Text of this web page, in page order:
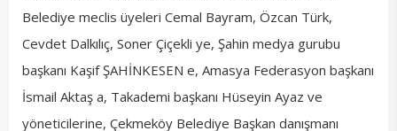
Belediye meclis üyeleri Cemal Bayram, Özcan Türk,
Cevdet Dalkılıç, Soner Çiçekli ye, Şahin medya gurubu
başkanı Kaşif ŞAHİNKESEN e, Amasya Federasyon başkanı
İsmail Aktaş a, Takademi başkanı Hüseyin Ayaz ve
yöneticilerine, Çekmeköy Belediye Başkan danışmanı